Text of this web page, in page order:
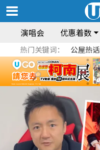
演唱会 优惠着数
热门关键词： 公屋热话